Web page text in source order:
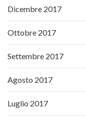
Dicembre 2017
Ottobre 2017
Settembre 2017
Agosto 2017
Luglio 2017